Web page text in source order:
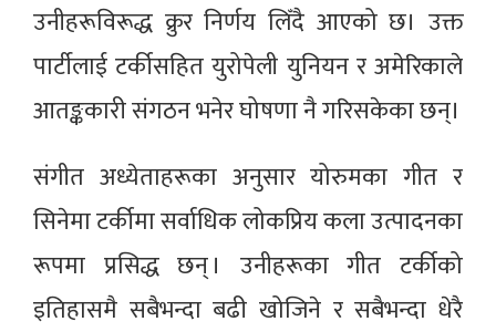
उनीहरूविरूद्ध क्रुर निर्णय लिँदै आएको छ। उक्त
पार्टीलाई टर्कीसहित युरोपेली युनियन र अमेरिकाले
आतङ्ककारी संगठन भनेर घोषणा नै गरिसकेका छन्।
संगीत अध्येताहरूका अनुसार योरुमका गीत र
सिनेमा टर्कीमा सर्वाधिक लोकप्रिय कला उत्पादनका
रूपमा प्रसिद्ध छन् । उनीहरूका गीत टर्कीको
इतिहासमै सबैभन्दा बढी खोजिने र सबैभन्दा धेरै